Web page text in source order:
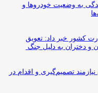
به وضعیت خودروها و
کشور خبر داد: تعویق
و دختران به دلیل جنگ
تصمیم‌گیری و اقدام در